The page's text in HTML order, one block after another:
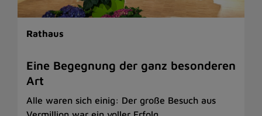
Rathaus
Eine Begegnung der ganz besonderen
Art
Alle waren sich einig: Der große Besuch aus